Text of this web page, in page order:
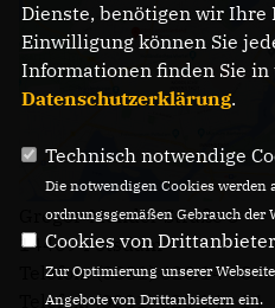
Gregor-Mendel-Straße 3
14469 Potsdam
Telefon: (0331) 620 14 - 0
Telefax: (0331) 620 14 - 14
Dienste, benötigen wir
Einwilligung können Sie
Informationen finden Sie in
Datenschutzerklärung.
Technisch notwendige
Die notwendigen Cookies werden
ordnungsgemäßen Gebrauch der
Cookies von
Zur Optimierung unserer
Angebote von Drittanbietern ein.